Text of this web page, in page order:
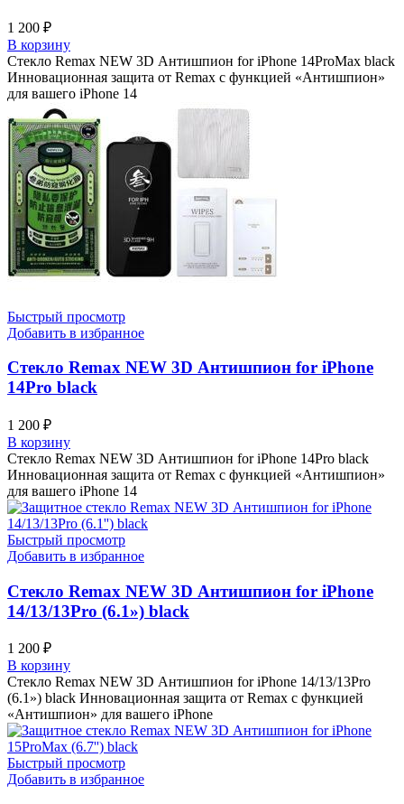
1 200 ₽
В корзину
Стекло Remax NEW 3D Антишпион for iPhone 14ProMax black
Инновационная защита от Remax с функцией «Антишпион»
для вашего iPhone 14
Быстрый просмотр
Добавить в избранное
Стекло Remax NEW 3D Антишпион for iPhone
14Pro black
1 200 ₽
В корзину
Стекло Remax NEW 3D Антишпион for iPhone 14Pro black
Инновационная защита от Remax с функцией «Антишпион»
для вашего iPhone 14
Быстрый просмотр
Добавить в избранное
Стекло Remax NEW 3D Антишпион for iPhone
14/13/13Pro (6.1») black
1 200 ₽
В корзину
Стекло Remax NEW 3D Антишпион for iPhone 14/13/13Pro
(6.1») black Инновационная защита от Remax с функцией
«Антишпион» для вашего iPhone
Быстрый просмотр
Добавить в избранное